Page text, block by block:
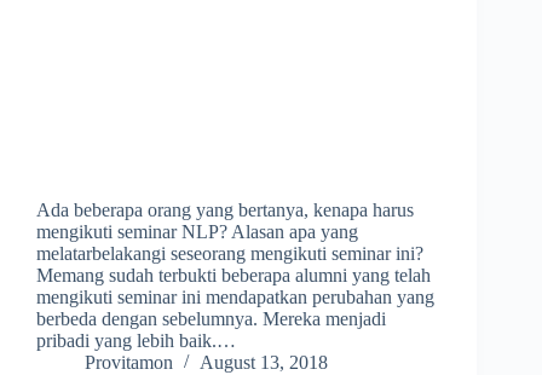
Ada beberapa orang yang bertanya, kenapa harus
mengikuti seminar NLP? Alasan apa yang
melatarbelakangi seseorang mengikuti seminar ini?
Memang sudah terbukti beberapa alumni yang telah
mengikuti seminar ini mendapatkan perubahan yang
berbeda dengan sebelumnya. Mereka menjadi
pribadi yang lebih baik.…
Provitamon
August 13, 2018